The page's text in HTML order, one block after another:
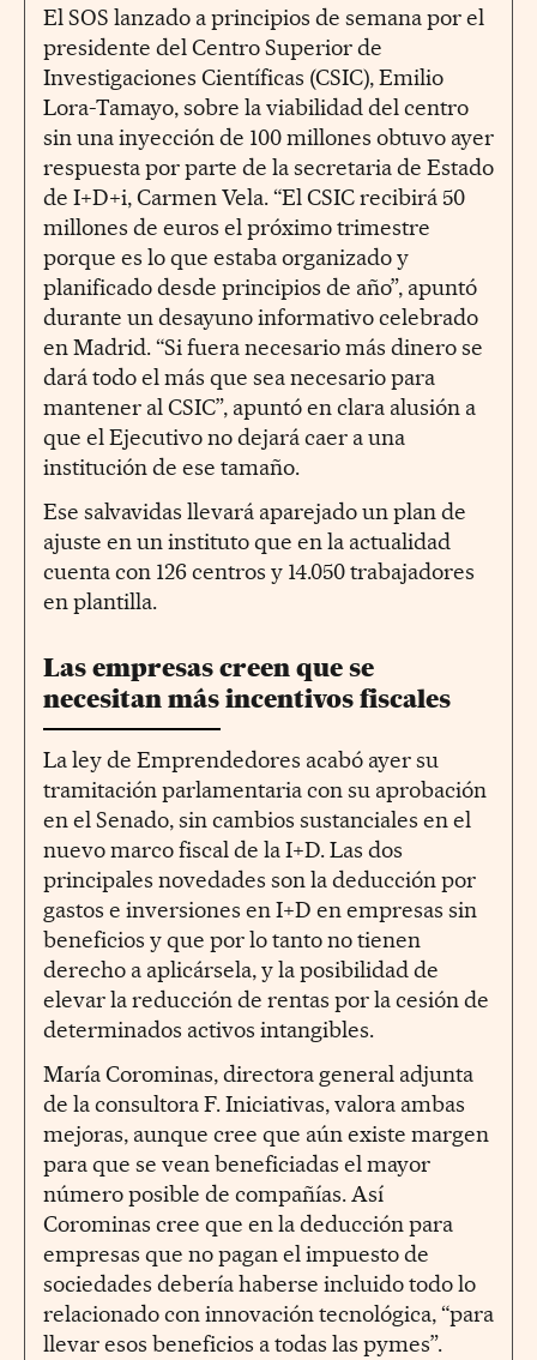
El SOS lanzado a principios de semana por el
presidente del Centro Superior de
Investigaciones Científicas (CSIC), Emilio
Lora-Tamayo, sobre la viabilidad del centro
sin una inyección de 100 millones obtuvo ayer
respuesta por parte de la secretaria de Estado
de I+D+i, Carmen Vela. “El CSIC recibirá 50
millones de euros el próximo trimestre
porque es lo que estaba organizado y
planificado desde principios de año”, apuntó
durante un desayuno informativo celebrado
en Madrid. “Si fuera necesario más dinero se
dará todo el más que sea necesario para
mantener al CSIC”, apuntó en clara alusión a
que el Ejecutivo no dejará caer a una
institución de ese tamaño.
Ese salvavidas llevará aparejado un plan de
ajuste en un instituto que en la actualidad
cuenta con 126 centros y 14.050 trabajadores
en plantilla.
Las empresas creen que se
necesitan más incentivos fiscales
La ley de Emprendedores acabó ayer su
tramitación parlamentaria con su aprobación
en el Senado, sin cambios sustanciales en el
nuevo marco fiscal de la I+D. Las dos
principales novedades son la deducción por
gastos e inversiones en I+D en empresas sin
beneficios y que por lo tanto no tienen
derecho a aplicársela, y la posibilidad de
elevar la reducción de rentas por la cesión de
determinados activos intangibles.
María Corominas, directora general adjunta
de la consultora F. Iniciativas, valora ambas
mejoras, aunque cree que aún existe margen
para que se vean beneficiadas el mayor
número posible de compañías. Así
Corominas cree que en la deducción para
empresas que no pagan el impuesto de
sociedades debería haberse incluido todo lo
relacionado con innovación tecnológica, “para
llevar esos beneficios a todas las pymes”.